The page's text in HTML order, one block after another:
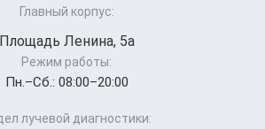
Главный корпус:
Площадь Ленина, 5а
Режим работы:
Пн.–Cб.: 08:00–20:00
лучевой диагностики: